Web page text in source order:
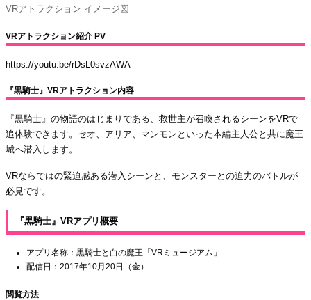
VRアトラクション イメージ図
VRアトラクション紹介 PV
https://youtu.be/rDsL0svzAWA
『黒騎士』VRアトラクション内容
『黒騎士』の物語のはじまりである、救世主が召喚されるシーンをVRで
追体験できます。セオ、アリア、マンモンといった本編主人公と共に魔王
城へ潜入します。
VRならではの緊迫感ある潜入シーンと、モンスターとの迫力のバトルが
必見です。
『黒騎士』VRアプリ概要
アプリ名称：黒騎士と白の魔王「VRミュージアム」
配信日：2017年10月20日（金）
閲覧方法